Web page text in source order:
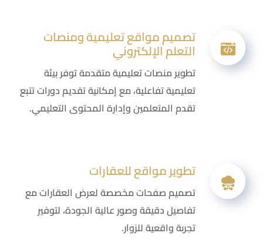
تصميم مواقع تعليمية ومنصات
التعلم الإلكتروني
تطوير منصات تعليمية متقدمة توفر بيئة
تعليمية تفاعلية، مع إمكانية تقديم دورات تتبع
تقدم المتعلمين وإدارة المحتوى التعليمي.
تطوير مواقع للعقارات
تصميم صفحات مخصصة لعرض العقارات مع
تفاصيل دقيقة وصور عالية الجودة، لتوفير
تجربة واقعية للزوار.